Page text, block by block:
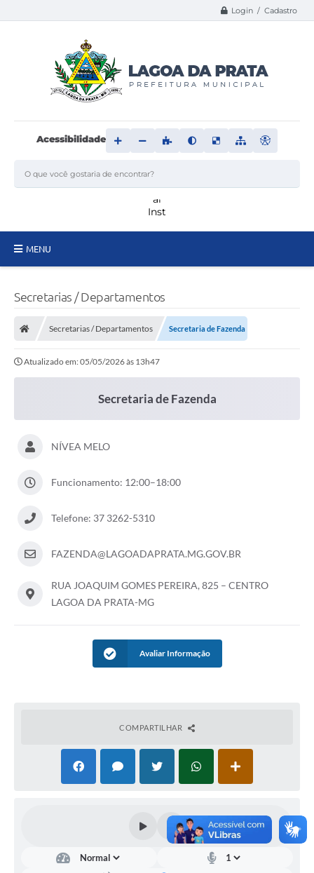
Login / Cadastro
Acessibilidade
MENU
Carta de Serviços
Editais
Telefones Úteis
IPTU, ALVARÁ, ISS E OUTROS SERVIÇOS
Covid-19
Serviços Online
Administração
Conselhos Municipais
MROSC - Parcerias
Legislação
Secretarias / Departamentos
Secretarias / Departamentos Secretaria de Fazenda
Atualizado em: 05/05/2026 às 13h47
Secretaria de Fazenda
NÍVEA MELO
Funcionamento: 12:00–18:00
Telefone: 37 3262-5310
FAZENDA@LAGOADAPRATA.MG.GOV.BR
RUA JOAQUIM GOMES PEREIRA, 825 – CENTRO
LAGOA DA PRATA-MG
Avaliar Informação
COMPARTILHAR